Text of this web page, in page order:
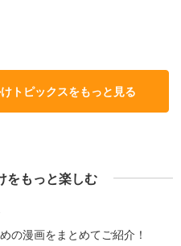
トピックスをもっと見る
をもっと楽しむ
の漫画をまとめてご紹介！